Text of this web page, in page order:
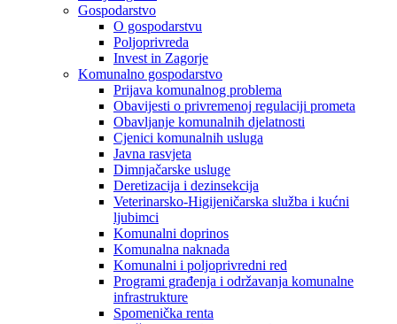
Gospodarstvo
O gospodarstvu
Poljoprivreda
Invest in Zagorje
Komunalno gospodarstvo
Prijava komunalnog problema
Obavijesti o privremenoj regulaciji prometa
Obavljanje komunalnih djelatnosti
Cjenici komunalnih usluga
Javna rasvjeta
Dimnjačarske usluge
Deretizacija i dezinsekcija
Veterinarsko-Higijeničarska služba i kućni
ljubimci
Komunalni doprinos
Komunalna naknada
Komunalni i poljoprivredni red
Programi građenja i održavanja komunalne
infrastrukture
Spomenička renta